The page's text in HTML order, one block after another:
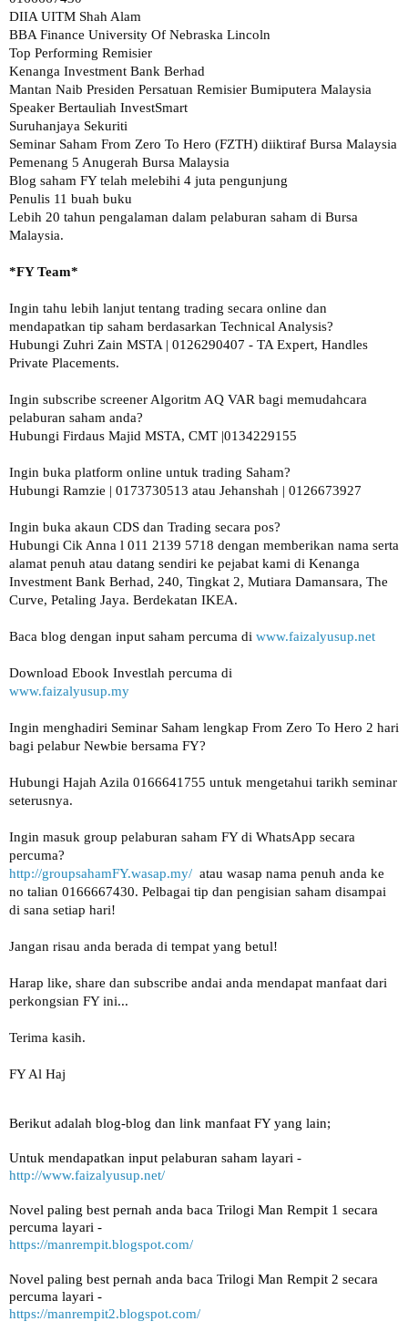
DIIA UITM Shah Alam
BBA Finance University Of Nebraska Lincoln
Top Performing Remisier
Kenanga Investment Bank Berhad
Mantan Naib Presiden Persatuan Remisier Bumiputera Malaysia
Speaker Bertauliah InvestSmart
Suruhanjaya Sekuriti
Seminar Saham From Zero To Hero (FZTH) diiktiraf Bursa Malaysia
Pemenang 5 Anugerah Bursa Malaysia
Blog saham FY telah melebihi 4 juta pengunjung
Penulis 11 buah buku
Lebih 20 tahun pengalaman dalam pelaburan saham di Bursa
Malaysia.
Ingin tahu lebih lanjut tentang trading secara online dan
mendapatkan tip saham berdasarkan Technical Analysis?
Hubungi Zuhri Zain MSTA | 0126290407 - TA Expert, Handles
Private Placements.
Ingin subscribe screener Algoritm AQ VAR bagi memudahcara
pelaburan saham anda?
Hubungi Firdaus Majid MSTA, CMT |0134229155
Ingin buka platform online untuk trading Saham?
Hubungi Ramzie | 0173730513 atau Jehanshah | 0126673927
Ingin buka akaun CDS dan Trading secara pos?
Hubungi Cik Anna l 011 2139 5718 dengan memberikan nama serta
alamat penuh atau datang sendiri ke pejabat kami di Kenanga
Investment Bank Berhad, 240, Tingkat 2, Mutiara Damansara, The
Curve, Petaling Jaya. Berdekatan IKEA.
Baca blog dengan input saham percuma di www.faizalyusup.net
www.faizalyusup.my
Ingin menghadiri Seminar Saham lengkap From Zero To Hero 2 hari
Hubungi Hajah Azila 0166641755 untuk mengetahui tarikh seminar
seterusnya.
Ingin masuk group pelaburan saham FY di WhatsApp secara
percuma?
http://groupsahamFY.wasap.my/
  atau wasap nama penuh anda ke
no talian 0166667430. Pelbagai tip dan pengisian saham disampai
di sana setiap hari!
Jangan risau anda berada di tempat yang betul!
Harap like, share dan subscribe andai anda mendapat manfaat dari
perkongsian FY ini...
Terima kasih.
FY Al Haj
Berikut adalah blog-blog dan link manfaat FY yang lain;
Untuk mendapatkan input pelaburan saham layari -
http://www.faizalyusup.net/
Novel paling best pernah anda baca Trilogi Man Rempit 1 secara
percuma layari -
https://manrempit.blogspot.com/
Novel paling best pernah anda baca Trilogi Man Rempit 2 secara
percuma layari -
https://manrempit2.blogspot.com/